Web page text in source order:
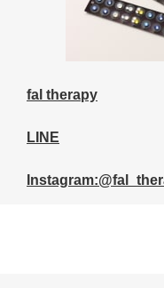
fal therapy
LINE